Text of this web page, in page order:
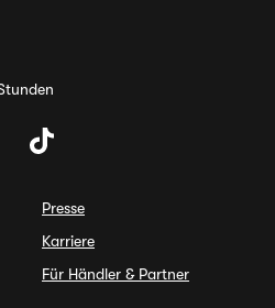
Presse
Karriere
Für Händler & Partner